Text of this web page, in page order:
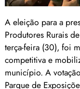
A eleição para a
Produtores Rurais
terça-feira (30), foi
competitiva e
município. A
Parque de